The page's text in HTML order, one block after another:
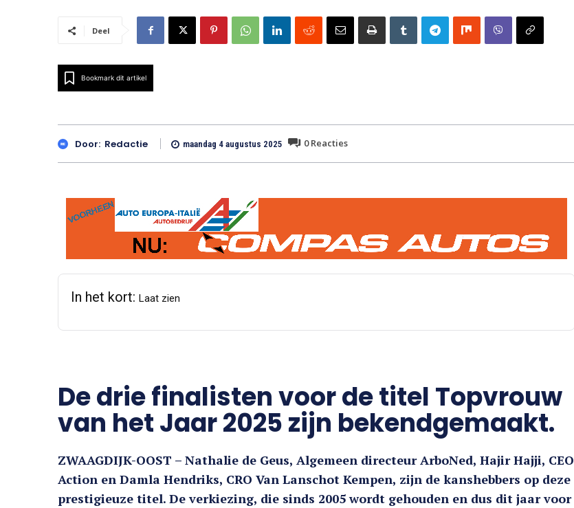
Deel
Bookmark dit artikel
Door: Redactie maandag 4 augustus 2025 0Reacties
In het kort: Laat zien
De drie finalisten voor de titel Topvrouw
van het Jaar 2025 zijn bekendgemaakt.
ZWAAGDIJK-OOST – Nathalie de Geus, Algemeen directeur ArboNed, Hajir Hajji, CEO
Action en Damla Hendriks, CRO Van Lanschot Kempen, zijn de kanshebbers op deze
prestigieuze titel. De verkiezing, die sinds 2005 wordt gehouden en dus dit jaar voor